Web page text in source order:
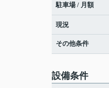
駐車場 / 月額
現況
その他条件
設備条件